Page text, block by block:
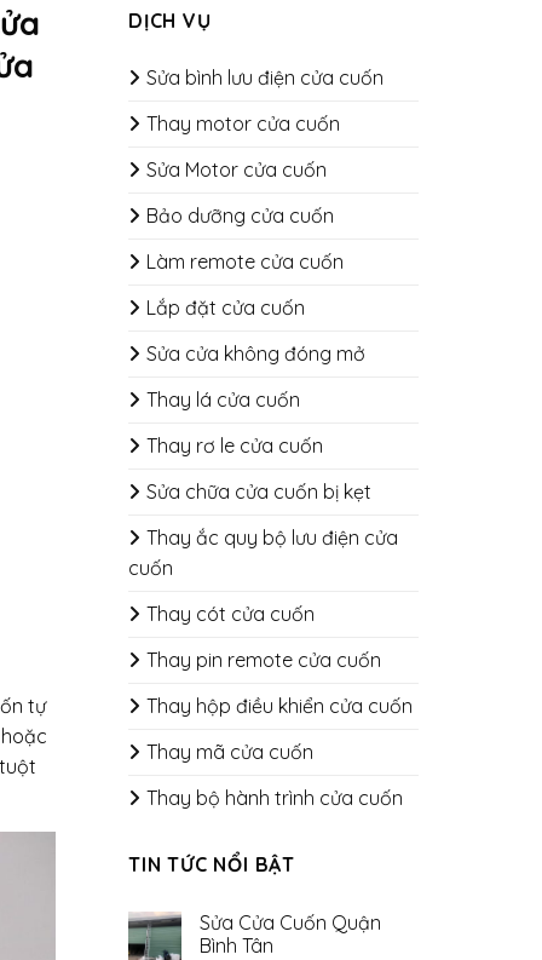
DỊCH VỤ
Sửa bình lưu điện cửa cuốn
Thay motor cửa cuốn
Sửa Motor cửa cuốn
Bảo dưỡng cửa cuốn
​​​​​​​Làm remote cửa cuốn
Lắp đặt cửa cuốn
Sửa cửa không đóng mở
Thay lá cửa cuốn
Thay rơ le cửa cuốn
Sửa chữa cửa cuốn bị kẹt
Thay ắc quy bộ lưu điện cửa
cuốn
Thay cót cửa cuốn
Thay pin remote cửa cuốn
Thay hộp điều khiển cửa cuốn
Thay mã cửa cuốn
Thay bộ hành trình cửa cuốn
TIN TỨC NỔI BẬT
Sửa Cửa Cuốn Quận
Bình Tân
tự